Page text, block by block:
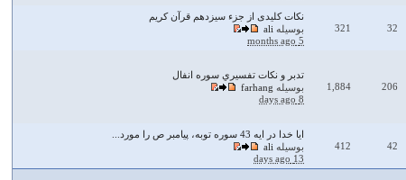
32
321
نکات کلیدی از جزء سیزدهم قرآن کریم
بوسیله ali
5 months ago
206
1,884
تدبر و نكات تفسيري سوره انفال
بوسیله farhang
8 days ago
42
412
ايا خدا در ايه 43 سوره توبه، پيامبر ص را مورد...
بوسیله ali
13 days ago